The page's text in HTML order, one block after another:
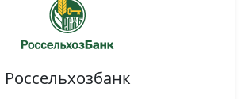
Россельхозбанк